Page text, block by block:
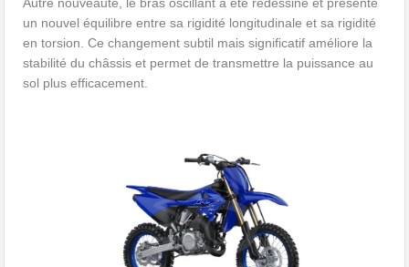
un nouvel équilibre entre sa rigidité longitudinale et sa rigidité
en torsion. Ce changement subtil mais significatif améliore la
stabilité du châssis et permet de transmettre la puissance au
sol plus efficacement.